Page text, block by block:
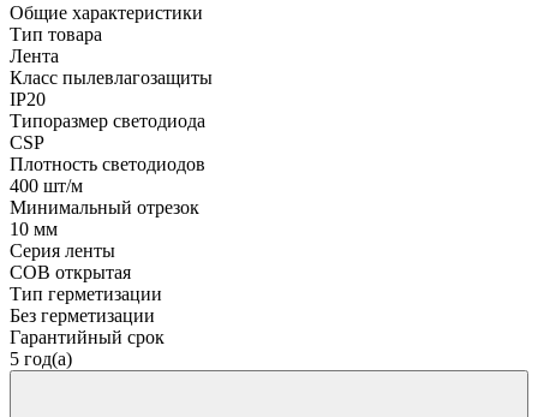
Общие характеристики
Тип товара
Лента
Класс пылевлагозащиты
IP20
Типоразмер светодиода
CSP
Плотность светодиодов
400 шт/м
Минимальный отрезок
10 мм
Серия ленты
COB открытая
Тип герметизации
Без герметизации
Гарантийный срок
5 год(а)